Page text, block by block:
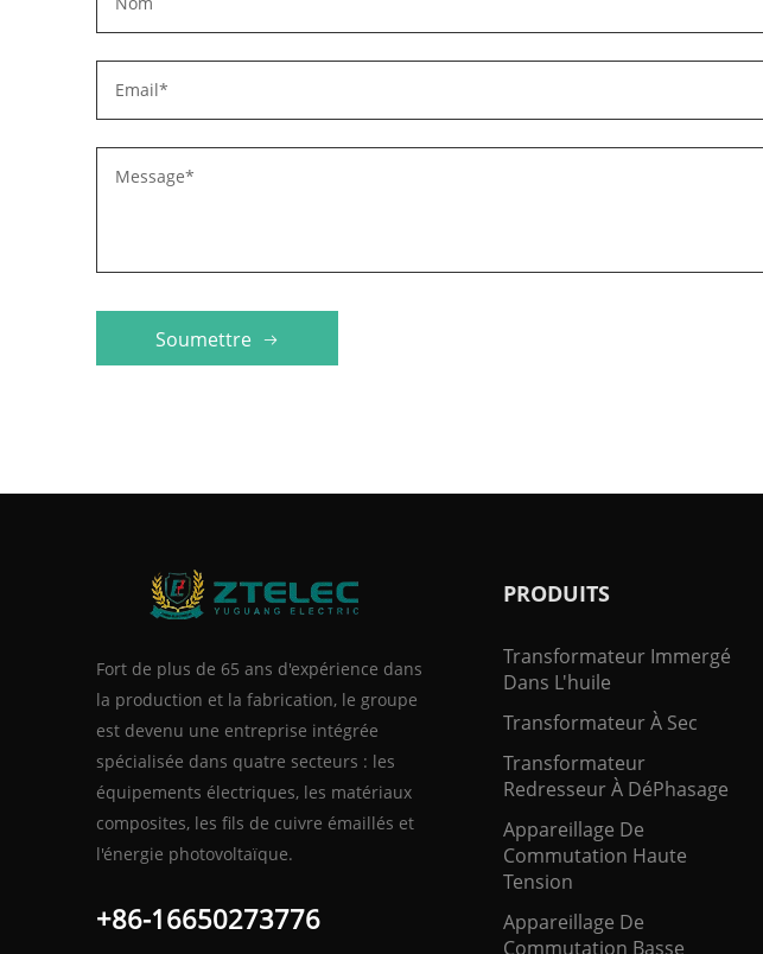
Soumettre
Fort de plus de 65 ans d'expérience dans
la production et la fabrication, le groupe
est devenu une entreprise intégrée
spécialisée dans quatre secteurs : les
équipements électriques, les matériaux
composites, les fils de cuivre émaillés et
l'énergie photovoltaïque.
+86-16650273776
PRODUITS
Transformateur Immergé
Dans L'huile
Transformateur À Sec
Transformateur
Redresseur À DéPhasage
Appareillage De
Commutation Haute
Tension
Appareillage De
Commutation Basse